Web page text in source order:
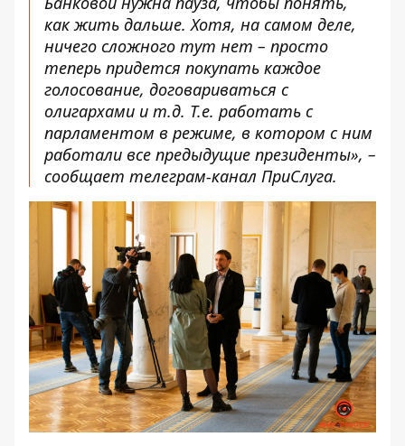
как жить дальше. Хотя, на самом деле,
ничего сложного тут нет – просто
теперь придется покупать каждое
голосование, договариваться с
олигархами и т.д. Т.е. работать с
парламентом в режиме, в котором с ним
работали все предыдущие президенты», –
сообщает телеграм-канал ПриСлуга.